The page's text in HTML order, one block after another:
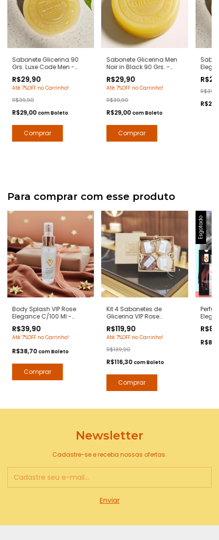
Sabonete Glicerina 90
Grs. Luxe Code Men -
Hidratante com Extratos
Naturais - Arte 1 Perfumes
R$29,90
Até 7%OFF no Carrinho!
R$39,90
R$29,00 comBoleto
Sabonete Glicerina Men
Noir in Black 90 Grs. -
Black - Hidratante com
Extratos Naturais - Arte 1
Perfumes
R$29,90
Até 7%OFF no Carrinho!
R$39,90
R$29,00 comBoleto
-
Para comprar com esse produto
Body Splash VIP Rose
Elegance C/100 Ml -
Carolina Herrera- Deo
Colônia Desodorante
Premium - Arte 1 Perfumes
R$39,90
Até 7%OFF no Carrinho!
R$38,70 comBoleto
Kit 4 Sabonetes de
Glicerina VIP Rose
Notas 212 Vip Rose
Carolina Herrera -
Hidratante com Extratos
Naturais - Arte 1 Perfumes
R$119,90
Até 7%OFF no Carrinho!
R$139,90
R$116,30 comBoleto
Esgotado
Arte 1
Newsletter
Cadastre-se e receba nossas ofertas.